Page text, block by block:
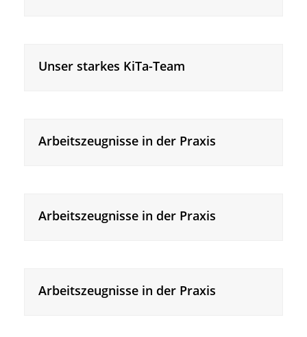
Unser starkes KiTa-Team
Arbeitszeugnisse in der Praxis
Arbeitszeugnisse in der Praxis
Arbeitszeugnisse in der Praxis